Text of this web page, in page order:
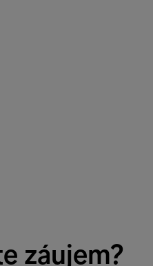
záujem?